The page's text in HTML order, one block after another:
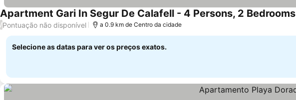
Apartment Gari In Segur De Calafell - 4 Persons, 2 Bedrooms
/Pontuação não disponível a 0.9 km de Centro da cidade
Selecione as datas para ver os preços exatos.